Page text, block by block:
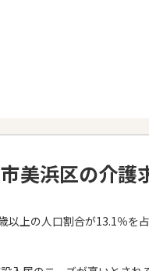
美浜区の介護
上の人口割合が13.1％